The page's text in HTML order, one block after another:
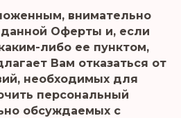
внимательно
данной Оферты и, если
либо ее пунктом,
Вам отказаться от
необходимых для
персональный
обсуждаемых с